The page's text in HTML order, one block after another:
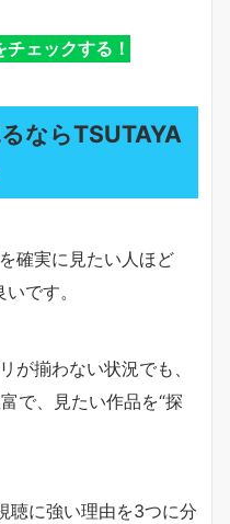
ェックする！
ならTSUTAYA
確実に見たい人ほど
です。
が揃わない状況でも、
で、見たい作品を“探
聴に強い理由を3つに分